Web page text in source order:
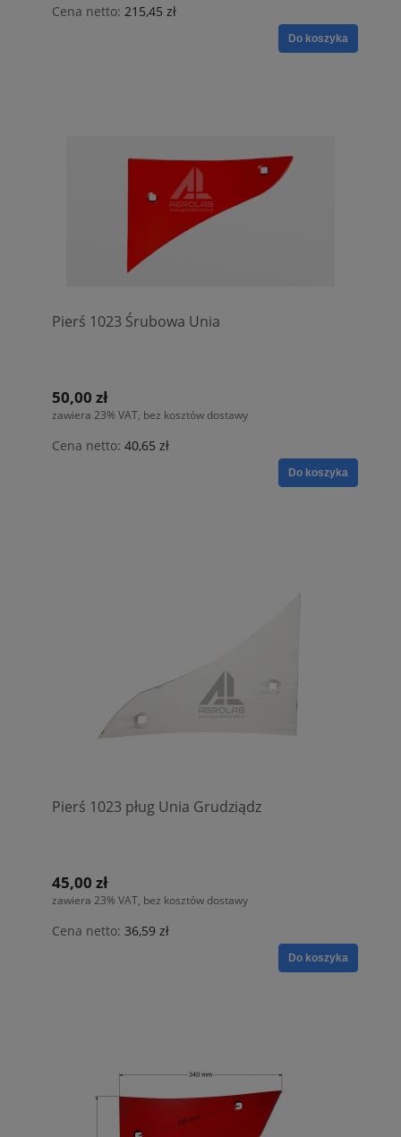
Cena netto: 215,45 zł
Do koszyka
Pierś 1023 Śrubowa Unia
50,00 zł
zawiera 23% VAT, bez kosztów dostawy
Cena netto: 40,65 zł
Do koszyka
Pierś 1023 pług Unia Grudziądz
45,00 zł
zawiera 23% VAT, bez kosztów dostawy
Cena netto: 36,59 zł
Do koszyka